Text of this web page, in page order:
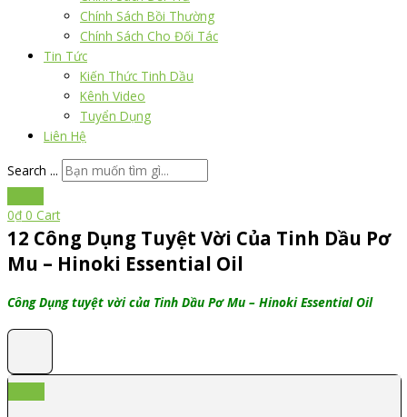
Chính Sách Bồi Thường
Chính Sách Cho Đối Tác
Tin Tức
Kiến Thức Tinh Dầu
Kênh Video
Tuyển Dụng
Liên Hệ
Search ...
0₫ 0 Cart
12 Công Dụng Tuyệt Vời Của Tinh Dầu Pơ
Mu – Hinoki Essential Oil
Công Dụng tuyệt vời của Tinh Dầu Pơ Mu – Hinoki Essential Oil